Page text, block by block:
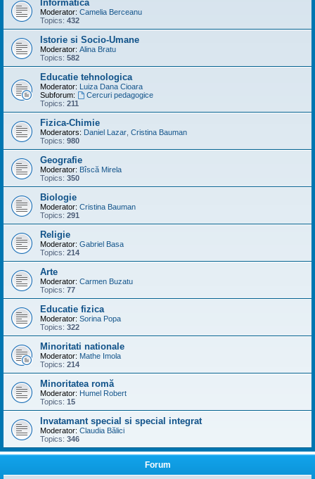
Informatica
Moderator: Camelia Berceanu
Topics: 432
Istorie si Socio-Umane
Moderator: Alina Bratu
Topics: 582
Educatie tehnologica
Moderator: Luiza Dana Cioara
Subforum:
Cercuri pedagogice
Topics: 211
Fizica-Chimie
Moderators: Daniel Lazar Cristina Bauman
Topics: 980
Geografie
Moderator: Bîscă Mirela
Topics: 350
Biologie
Moderator: Cristina Bauman
Topics: 291
Religie
Moderator: Gabriel Basa
Topics: 214
Arte
Moderator: Carmen Buzatu
Topics: 77
Educatie fizica
Moderator: Sorina Popa
Topics: 322
Minoritati nationale
Moderator: Mathe Imola
Topics: 214
Minoritatea romă
Moderator: Humel Robert
Topics: 15
Invatamant special si special integrat
Moderator: Claudia Bălici
Topics: 346
Forum